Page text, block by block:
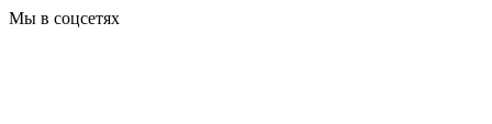
Мы в соцсетях